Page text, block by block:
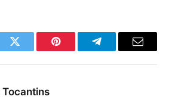
Twitter Pinterest TelegramaE-